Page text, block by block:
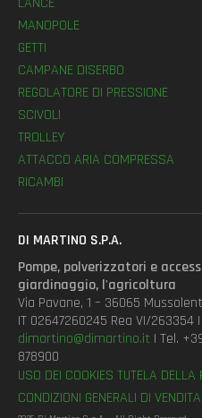
MANOPOLE
GETTI
CAMPANE DISERBO
REGOLATORE DI PRESSIONE
SCIVOLI
TROLLEY
ATTACCO ARIA COMPRESSA
RICAMBI
DI MARTINO S.P.A.
Pompe, polverizzatori e
giardinaggio, l'agricoltura
Via Pavane, 1 – 36065
IT 02647260245 Rea VI/263354
dimartino@dimartino.it | Tel.
878900
USO DEI COOKIES TUTELA DELLA
CONDIZIONI GENERALI DI VENDITA